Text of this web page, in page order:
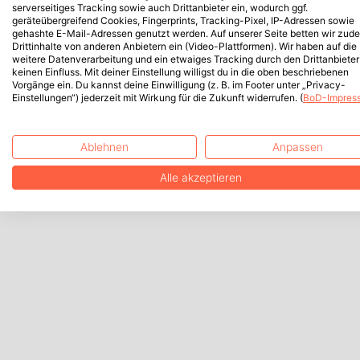
serverseitiges Tracking sowie auch Drittanbieter ein, wodurch ggf.
geräteübergreifend Cookies, Fingerprints, Tracking-Pixel, IP-Adressen sowie
gehashte E-Mail-Adressen genutzt werden. Auf unserer Seite betten wir
Drittinhalte von anderen Anbietern ein (Video-Plattformen). Wir haben auf die
weitere Datenverarbeitung und ein etwaiges Tracking durch den Drittanbieter
keinen Einfluss. Mit deiner Einstellung willigst du in die oben beschriebenen
Vorgänge ein. Du kannst deine Einwilligung (z. B. im Footer unter „Privacy-
Einstellungen“) jederzeit mit Wirkung für die Zukunft widerrufen. (BoD-
Ablehnen Anpassen
Alle akzeptieren